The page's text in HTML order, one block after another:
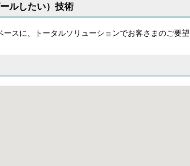
ルしたい）技術
スに、トータルソリューションでお客さまのご要望